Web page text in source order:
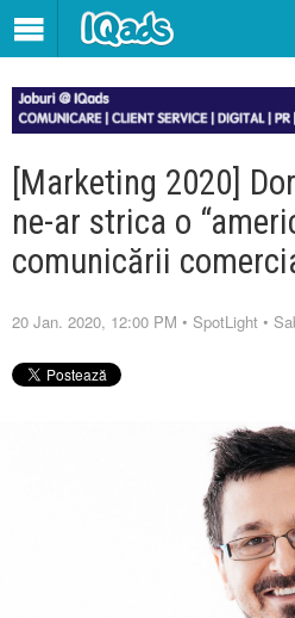
[Marketing 2020]
ne-ar strica o
comunicării
20 Jan. 2020, 12:00 PM • SpotLight •